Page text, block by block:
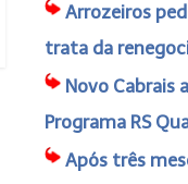
Arrozeiros
trata da
Novo Cabrais
Programa RS
Após três